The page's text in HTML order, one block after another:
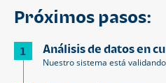
Próximos pasos:
1 Análisis de datos en
Nuestro sistema está